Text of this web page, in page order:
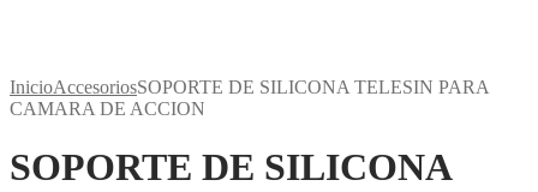
InicioAccesoriosSOPORTE DE SILICONA TELESIN PARA
CAMARA DE ACCION
SOPORTE DE SILICONA